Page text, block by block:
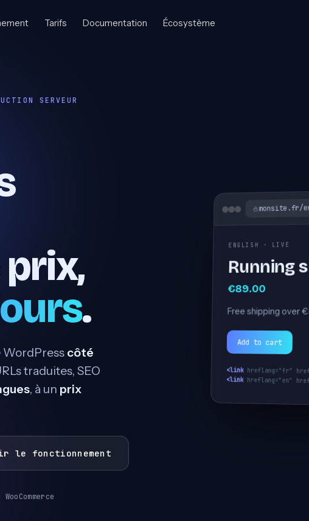
Tarifs Documentation Écosystème
SERVEUR
.
WordPress côté
traduites, SEO
, à un prix
le fonctionnement
monsite.fr/
ESPAÑOL · EN LÍNEA
Zapatillas
89,00 €
Envío gratis desde
Añadir al carrito
<link hreflang="fr"
<link hreflang="en"